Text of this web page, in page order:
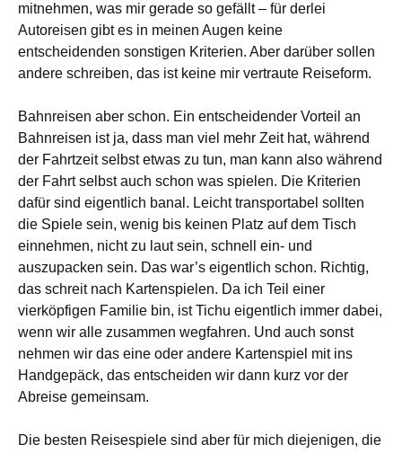
mitnehmen, was mir gerade so gefällt – für derlei
Autoreisen gibt es in meinen Augen keine
entscheidenden sonstigen Kriterien. Aber darüber sollen
andere schreiben, das ist keine mir vertraute Reiseform.
Bahnreisen aber schon. Ein entscheidender Vorteil an
Bahnreisen ist ja, dass man viel mehr Zeit hat, während
der Fahrtzeit selbst etwas zu tun, man kann also während
der Fahrt selbst auch schon was spielen. Die Kriterien
dafür sind eigentlich banal. Leicht transportabel sollten
die Spiele sein, wenig bis keinen Platz auf dem Tisch
einnehmen, nicht zu laut sein, schnell ein- und
auszupacken sein. Das war’s eigentlich schon. Richtig,
das schreit nach Kartenspielen. Da ich Teil einer
vierköpfigen Familie bin, ist Tichu eigentlich immer dabei,
wenn wir alle zusammen wegfahren. Und auch sonst
nehmen wir das eine oder andere Kartenspiel mit ins
Handgepäck, das entscheiden wir dann kurz vor der
Abreise gemeinsam.
Die besten Reisespiele sind aber für mich diejenigen, die